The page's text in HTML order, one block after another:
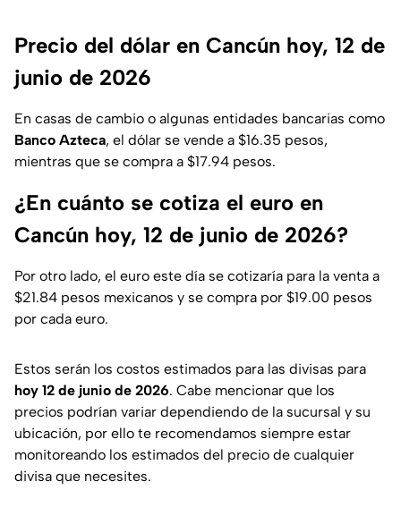
Precio del dólar en Cancún hoy, 12 de
junio de 2026
En casas de cambio o algunas entidades bancarias como
Banco Azteca, el dólar se vende a $16.35 pesos,
mientras que se compra a $17.94 pesos.
¿En cuánto se cotiza el euro en
Cancún hoy, 12 de junio de 2026?
Por otro lado, el euro este día se cotizaría para la venta a
$21.84 pesos mexicanos y se compra por $19.00 pesos
por cada euro.
Estos serán los costos estimados para las divisas para
hoy 12 de junio de 2026. Cabe mencionar que los
precios podrían variar dependiendo de la sucursal y su
ubicación, por ello te recomendamos siempre estar
monitoreando los estimados del precio de cualquier
divisa que necesites.